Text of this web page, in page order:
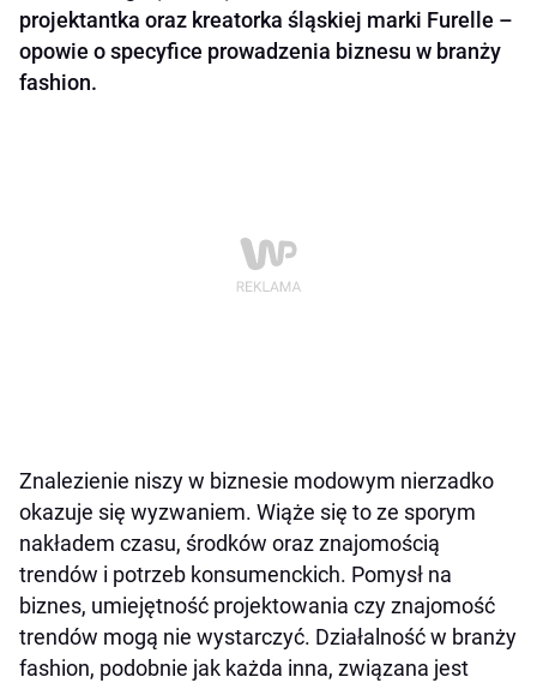
projektantka oraz kreatorka śląskiej marki Furelle –
opowie o specyfice prowadzenia biznesu w branży
fashion.
Znalezienie niszy w biznesie modowym nierzadko
okazuje się wyzwaniem. Wiąże się to ze sporym
nakładem czasu, środków oraz znajomością
trendów i potrzeb konsumenckich. Pomysł na
biznes, umiejętność projektowania czy znajomość
trendów mogą nie wystarczyć. Działalność w branży
fashion, podobnie jak każda inna, związana jest